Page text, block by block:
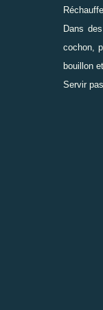
Dans
cochon,
bouillon
Servir